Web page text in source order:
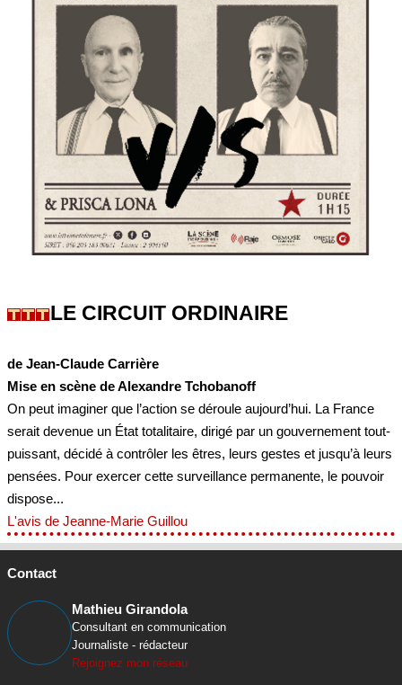
LE CIRCUIT ORDINAIRE
de Jean-Claude Carrière
Mise en scène de Alexandre Tchobanoff
On peut imaginer que l’action se déroule aujourd’hui. La France
serait devenue un État totalitaire, dirigé par un gouvernement tout-
puissant, décidé à contrôler les êtres, leurs gestes et jusqu’à leurs
pensées. Pour exercer cette surveillance permanente, le pouvoir
dispose...
L'avis de Jeanne-Marie Guillou
Contact
Mathieu Girandola
Consultant en communication
Journaliste - rédacteur
Rejoignez mon réseau